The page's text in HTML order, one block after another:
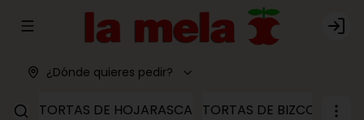
Abrir menu de navegación Login
¿Dónde quieres pedir?
TORTAS DE HOJARASCA TORTAS DE BIZCOCHO